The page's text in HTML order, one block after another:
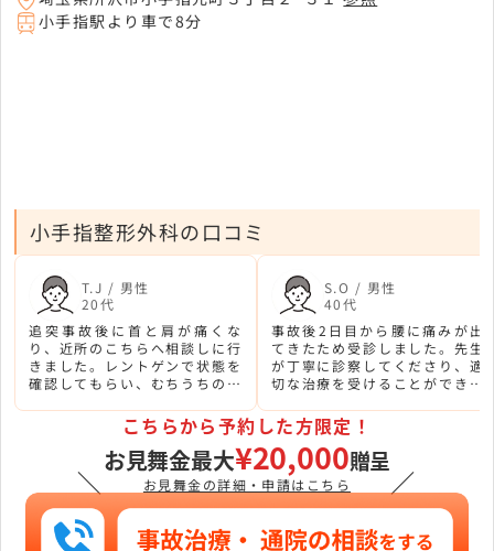
小手指駅より車で8分
小手指整形外科の口コミ
T.J / 男性
20代
追突事故後に首と肩が痛くな
り、近所のこちらへ相談しに行
きました。レントゲンで状態を
確認してもらい、むちうちの診
に痛みが取れていきました。
S.O / 男性
40代
事故後2日目から腰に痛みが出
てきたため受診しました。先生
が丁寧に診察してくださり、適
切な治療を受けることができま
安心できました。
＼
こちらから予約した方限定！
お見舞金最大¥20,000贈呈
お見舞金の詳細・申請はこちら ／